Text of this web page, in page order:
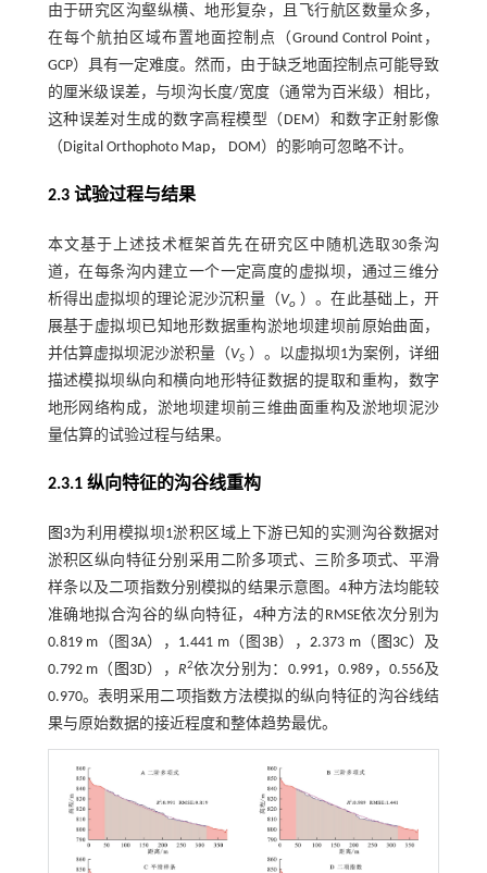
由于研究区沟壑纵横、地形复杂，且飞行航区数量众多，
在每个航拍区域布置地面控制点（Ground Control Point，
GCP）具有一定难度。然而，由于缺乏地面控制点可能导致
的厘米级误差，与坝沟长度/宽度（通常为百米级）相比，
这种误差对生成的数字高程模型（DEM）和数字正射影像
（Digital Orthophoto Map， DOM）的影响可忽略不计。
2.3 试验过程与结果
本文基于上述技术框架首先在研究区中随机选取30条沟
道，在每条沟内建立一个一定高度的虚拟坝，通过三维分
析得出虚拟坝的理论泥沙沉积量（Vo ）。在此基础上，开
展基于虚拟坝已知地形数据重构淤地坝建坝前原始曲面，
并估算虚拟坝泥沙淤积量（VS ）。以虚拟坝1为案例，详细
描述模拟坝纵向和横向地形特征数据的提取和重构，数字
地形网络构成，淤地坝建坝前三维曲面重构及淤地坝泥沙
量估算的试验过程与结果。
2.3.1 纵向特征的沟谷线重构
图3为利用模拟坝1淤积区域上下游已知的实测沟谷数据对
淤积区纵向特征分别采用二阶多项式、三阶多项式、平滑
样条以及二项指数分别模拟的结果示意图。4种方法均能较
准确地拟合沟谷的纵向特征，4种方法的RMSE依次分别为
0.819 m（图 3A）， 1.441 m（图 3B），2.373 m（ 图3C）及
0.792 m（ 图3D），R2依次分别为：0.991，0.989，0.556及
0.970。表明采用二项指数方法模拟的纵向特征的沟谷线结
果与原始数据的接近程度和整体趋势最优。